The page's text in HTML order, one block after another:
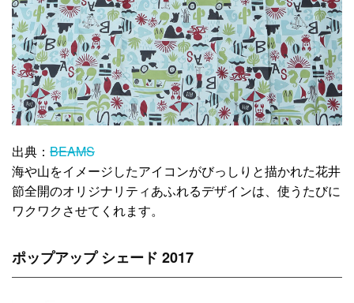
出典： BEAMS
海や山をイメージしたアイコンがびっしりと描かれた花井
節全開のオリジナリティあふれるデザインは、使うたびに
ワクワクさせてくれます。
ポップアップ シェード 2017